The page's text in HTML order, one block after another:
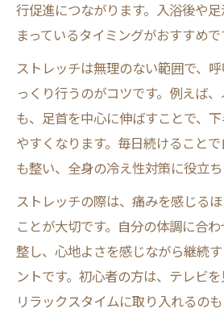
行促進につながります。入浴後や
まっているタイミングがおすすめで
ストレッチは無理のない範囲で、
っくり行うのがコツです。例えば
も、足首を中心に伸ばすことで、
やすくなります。毎日続けること
も整い、全身の冷え性対策に役立ち
ストレッチの際は、痛みを感じる
ことが大切です。自分の体調に合
整し、心地よさを感じながら継続
ントです。初心者の方は、テレビ
リラックスタイムに取り入れるのも